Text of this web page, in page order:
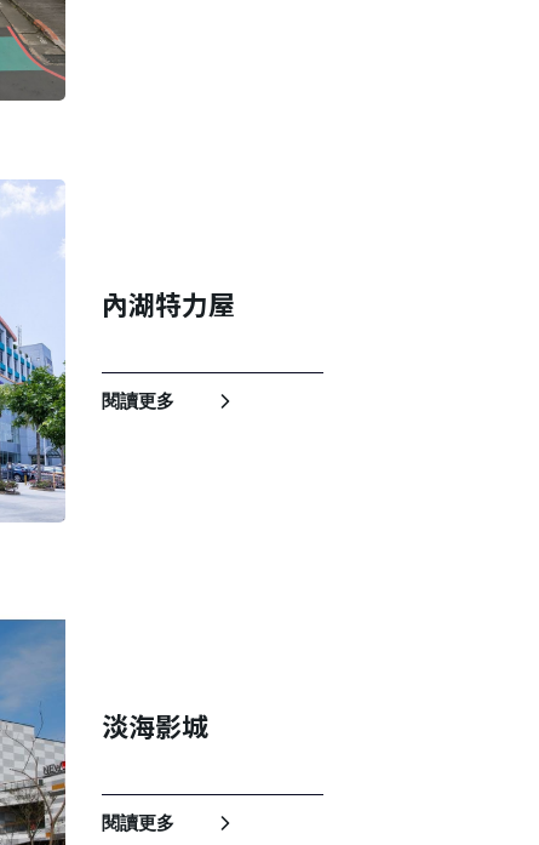
內湖特力屋
閱讀更多
淡海影城
閱讀更多